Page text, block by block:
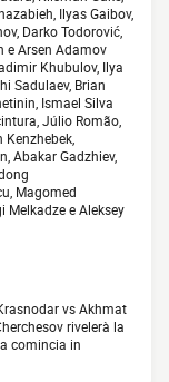
Ilyas Gaibov,
Darko Todorović,
e Arsen Adamov
Khubulov, Ilya
Sadulaev, Brian
Ismael Silva
Júlio Romão,
Abakar Gadzhiev,
Magomed
Melkadze e Aleksey
vs Akhmat
rivelerà la
comincia in